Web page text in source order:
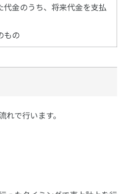
代金のうち、将来代金を支払
もの
で行います。